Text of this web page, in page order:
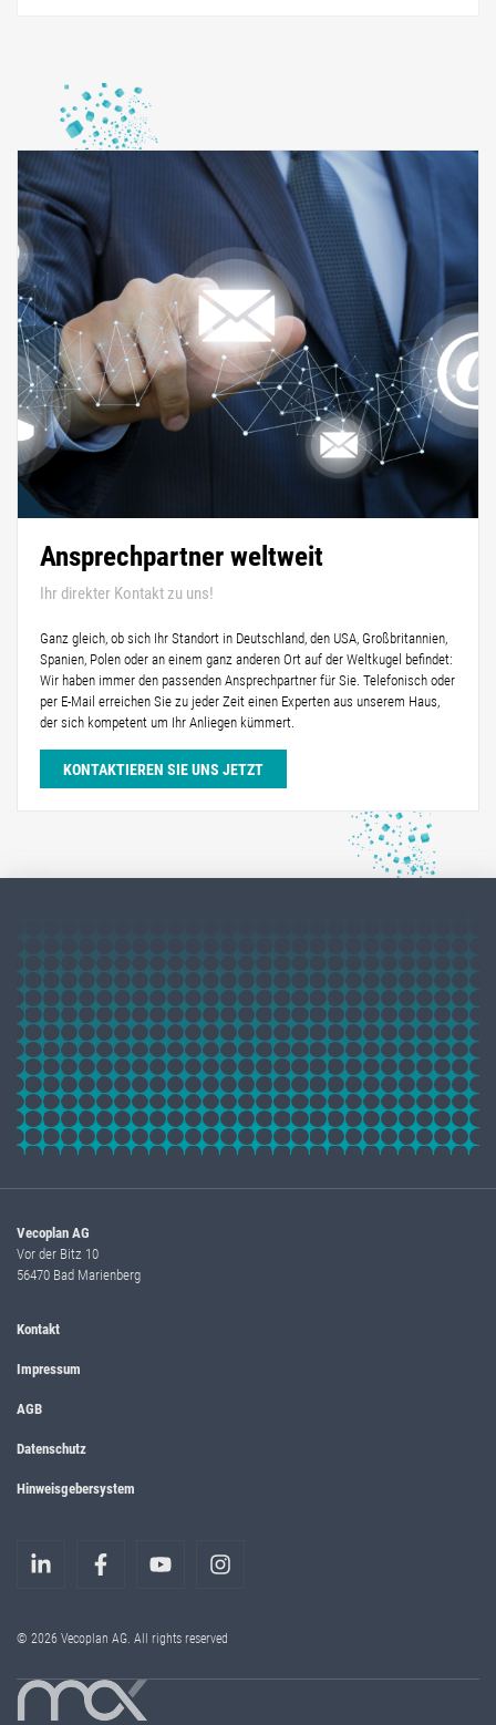
Ansprechpartner weltweit
Ihr direkter Kontakt zu uns!
Ganz gleich, ob sich Ihr Standort in Deutschland, den USA, Großbritannien,
Spanien, Polen oder an einem ganz anderen Ort auf der Weltkugel befindet:
Wir haben immer den passenden Ansprechpartner für Sie. Telefonisch oder
per E-Mail erreichen Sie zu jeder Zeit einen Experten aus unserem Haus,
der sich kompetent um Ihr Anliegen kümmert.
KONTAKTIEREN SIE UNS JETZT
Vecoplan AG
Vor der Bitz 10
56470 Bad Marienberg
Kontakt
Impressum
AGB
Datenschutz
Hinweisgebersystem
© 2026 Vecoplan AG. All rights reserved